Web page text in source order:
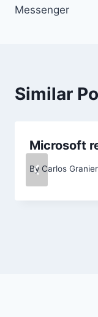
Messenger
Similar
Microsoft
By Carlos Granier